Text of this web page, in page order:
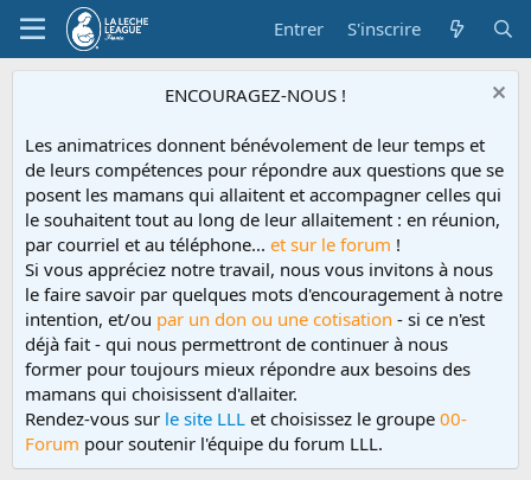
Entrer S'inscrire
ENCOURAGEZ-NOUS !
Les animatrices donnent bénévolement de leur temps et
de leurs compétences pour répondre aux questions que se
posent les mamans qui allaitent et accompagner celles qui
le souhaitent tout au long de leur allaitement : en réunion,
par courriel et au téléphone... et sur le forum !
Si vous appréciez notre travail, nous vous invitons à nous
le faire savoir par quelques mots d'encouragement à notre
intention, et/ou par un don ou une cotisation - si ce n'est
déjà fait - qui nous permettront de continuer à nous
former pour toujours mieux répondre aux besoins des
mamans qui choisissent d'allaiter.
Rendez-vous sur le site LLL et choisissez le groupe 00-
Forum pour soutenir l'équipe du forum LLL.